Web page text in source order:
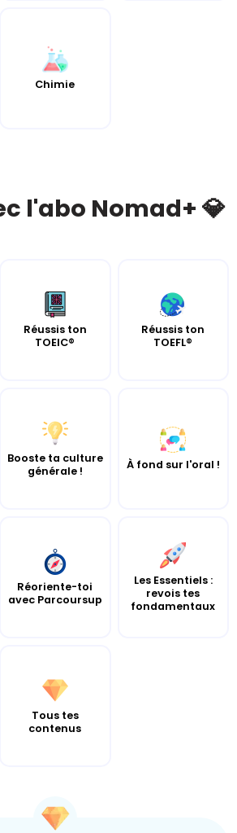
Chimie
l'abo Nomad+ 💎
Réussis ton
TOEIC®
Réussis ton
TOEFL®
Booste ta culture
générale !
À fond sur l'oral !
Réoriente-toi
avec Parcoursup
Les Essentiels :
revois tes
fondamentaux
Tous tes
contenus